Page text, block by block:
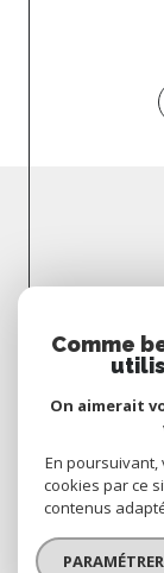
© 2026 | TOUS
NOS
NOS
Comme
On aimerait
En
cookies par ce
contenus
PARAMÉTRER